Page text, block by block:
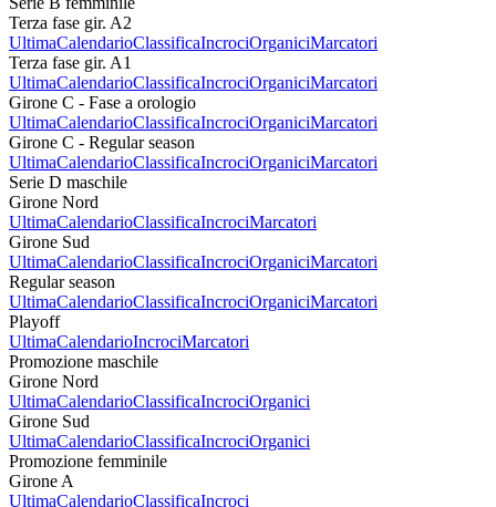
Terza fase gir. A2
UltimaCalendarioClassificaIncrociOrganiciMarcatori
Terza fase gir. A1
UltimaCalendarioClassificaIncrociOrganiciMarcatori
Girone C - Fase a orologio
UltimaCalendarioClassificaIncrociOrganiciMarcatori
Girone C - Regular season
UltimaCalendarioClassificaIncrociOrganiciMarcatori
Serie D maschile
Girone Nord
UltimaCalendarioClassificaIncrociMarcatori
Girone Sud
UltimaCalendarioClassificaIncrociOrganiciMarcatori
Regular season
UltimaCalendarioClassificaIncrociOrganiciMarcatori
Playoff
UltimaCalendarioIncrociMarcatori
Promozione maschile
Girone Nord
UltimaCalendarioClassificaIncrociOrganici
Girone Sud
UltimaCalendarioClassificaIncrociOrganici
Promozione femminile
Girone A
UltimaCalendarioClassificaIncroci